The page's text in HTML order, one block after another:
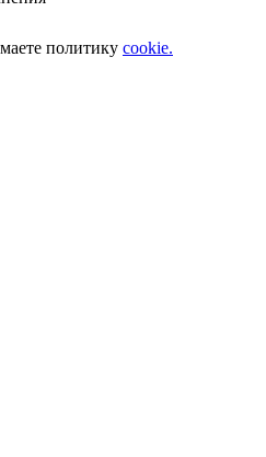
политику cookie.